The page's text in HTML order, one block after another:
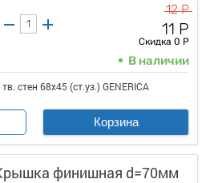
12 Р
11 Р
Скидка 0 Р
В наличии
стен 68х45 (ст.уз.) GENERICA
Корзина
финишная d=70мм